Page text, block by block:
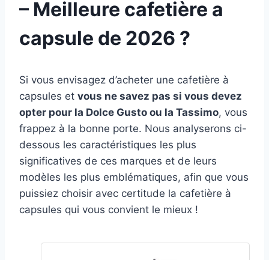
– Meilleure cafetière a
capsule de 2026 ?
Si vous envisagez d’acheter une cafetière à
capsules et vous ne savez pas si vous devez
opter pour la Dolce Gusto ou la Tassimo, vous
frappez à la bonne porte. Nous analyserons ci-
dessous les caractéristiques les plus
significatives de ces marques et de leurs
modèles les plus emblématiques, afin que vous
puissiez choisir avec certitude la cafetière à
capsules qui vous convient le mieux !